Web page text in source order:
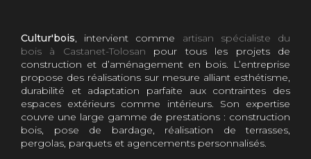
Cultur'bois, intervient comme artisan spécialiste du
bois à Castanet-Tolosan pour tous les projets de
construction et d’aménagement en bois. L’entreprise
propose des réalisations sur mesure alliant esthétisme,
durabilité et adaptation parfaite aux contraintes des
espaces extérieurs comme intérieurs. Son expertise
couvre une large gamme de prestations : construction
bois, pose de bardage, réalisation de terrasses,
pergolas, parquets et agencements personnalisés.